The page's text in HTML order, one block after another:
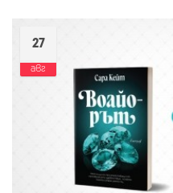
27
авг